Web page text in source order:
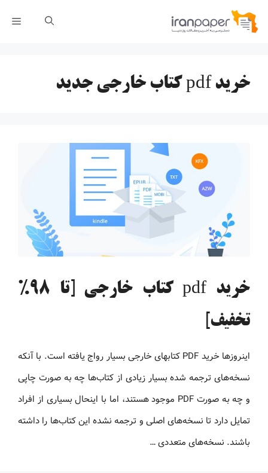
پرش
خرید pdf کتاب خارجی جدید
خرید pdf کتاب خارجی [تا 98%
تخفیف]
اینروزها خرید PDF کتاب‎های خارجی بسیار رواج یافته است. با آنکه
نسخه‌های ترجمه شده بسیار زیادی از کتاب‌ها چه به صورت چاپی
و چه به صورت PDF موجود هستند، اما با اینحال بسیاری از افراد
تمایل دارد تا نسخه‌های اصلی و ترجمه نشده این کتاب‌ها را داشته
باشند. نسخه‌های متعددی …